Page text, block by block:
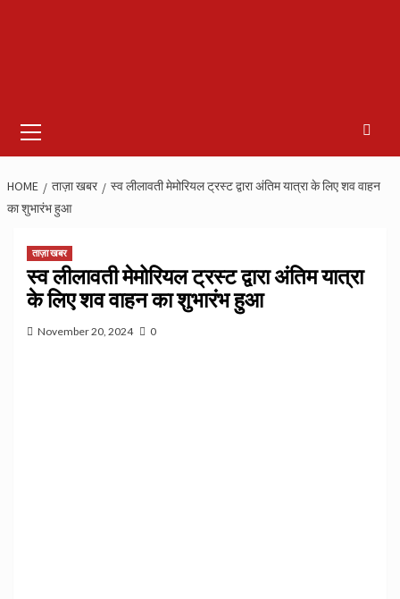
Menu
HOME ताज़ा खबर
स्व लीलावती मेमोरियल ट्रस्ट द्वारा अंतिम यात्रा के लिए शव वाहन
का शुभारंभ हुआ
ताज़ा खबर
स्व लीलावती मेमोरियल ट्रस्ट द्वारा अंतिम यात्रा
के लिए शव वाहन का शुभारंभ हुआ
November 20, 2024 0